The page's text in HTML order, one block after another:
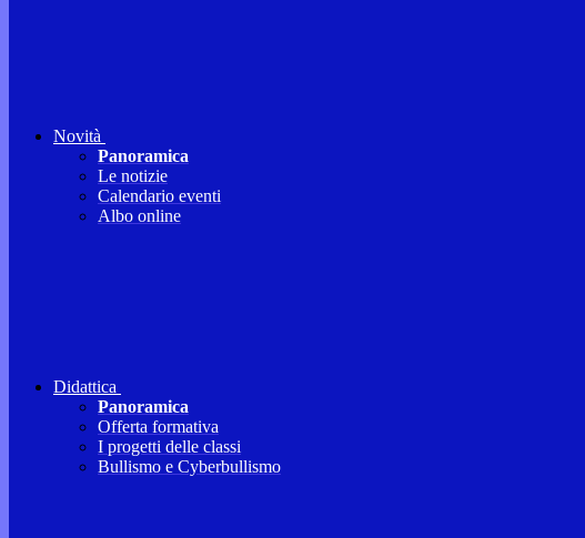
Novità
Panoramica
Le notizie
Calendario eventi
Albo online
Didattica
Panoramica
Offerta formativa
I progetti delle classi
Bullismo e Cyberbullismo